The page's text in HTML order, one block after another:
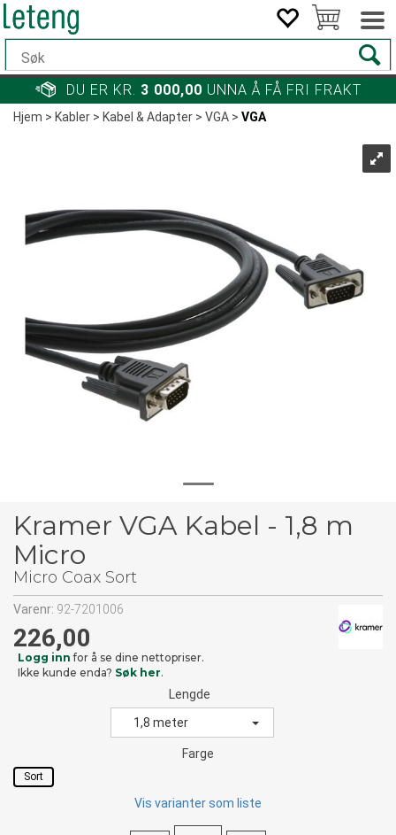
DU ER KR. 3 000,00 UNNA Å FÅ FRI FRAKT
Hjem>Kabler>Kabel & Adapter>VGA>VGA
Kramer VGA Kabel - 1,8 m
Micro
Micro Coax Sort
Varenr: 92-7201006
226,00
Logg inn for å se dine nettopriser.
Ikke kunde enda? Søk her.
Lengde
1,8 meter
Farge
Sort
Vis varianter som liste